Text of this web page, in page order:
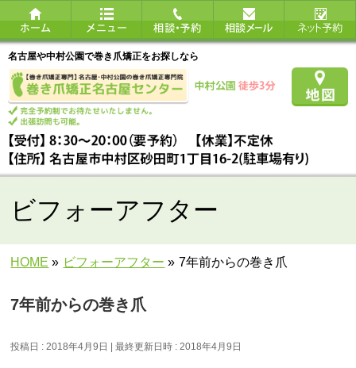
名古屋や中村公園で巻き爪矯正をお探しなら
ビフォーアフター
HOME » ビフォーアフター » 7年前からの巻き爪
7年前からの巻き爪
投稿日 : 2018年4月9日 最終更新日時 : 2018年4月9日